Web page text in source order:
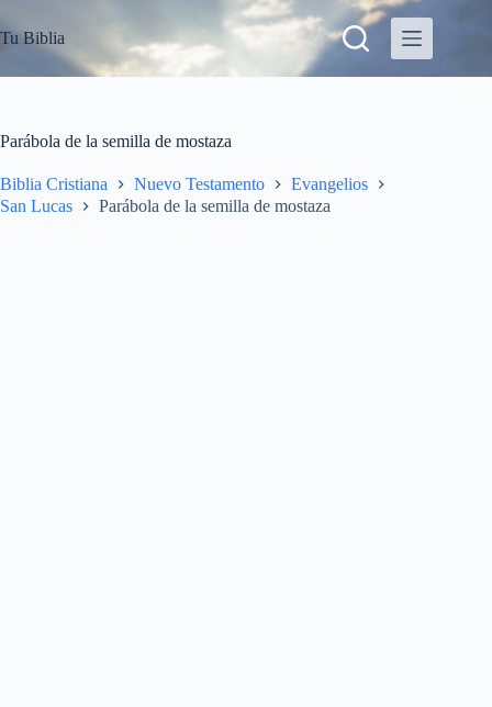
a
t
a
c
n
Tu Biblia
Parábola de la semilla de mostaza
Biblia Cristiana Nuevo Testamento
Evangelios
San Lucas
Parábola de la semilla de mostaza